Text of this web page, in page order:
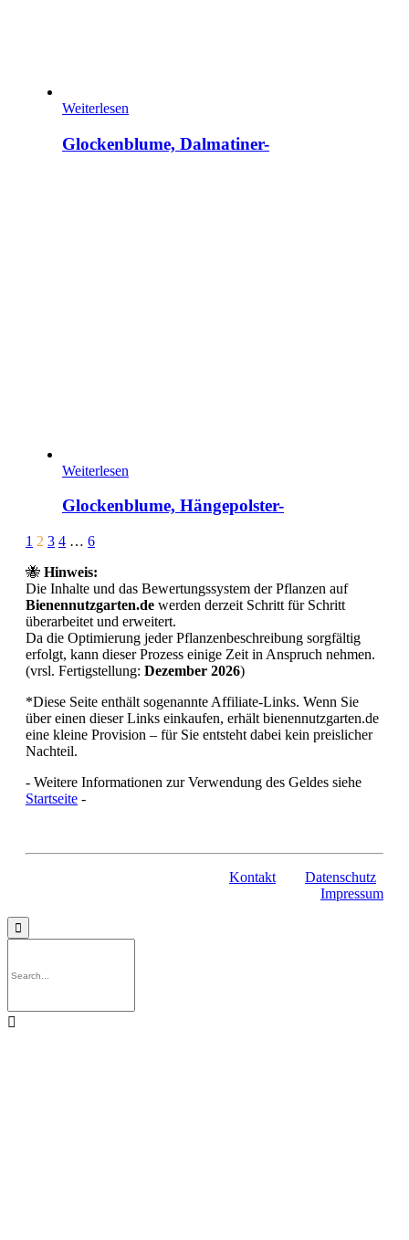
Weiterlesen
Glockenblume, Dalmatiner-
Weiterlesen
Glockenblume, Hängepolster-
Page
of
6
Prev
1 2 3 4 … 6Next
🐝 Hinweis:
Die Inhalte und das Bewertungssystem der Pflanzen auf
Bienennutzgarten.de werden derzeit Schritt für Schritt
überarbeitet und erweitert.
Da die Optimierung jeder Pflanzenbeschreibung sorgfältig
erfolgt, kann dieser Prozess einige Zeit in Anspruch nehmen.
(vrsl. Fertigstellung: Dezember 2026)
*Diese Seite enthält sogenannte Affiliate-Links. Wenn Sie
über einen dieser Links einkaufen, erhält bienennutzgarten.de
eine kleine Provision – für Sie entsteht dabei kein preislicher
Nachteil.
- Weitere Informationen zur Verwendung des Geldes siehe
Startseite -
Kontakt
Datenschutz
Impressum

